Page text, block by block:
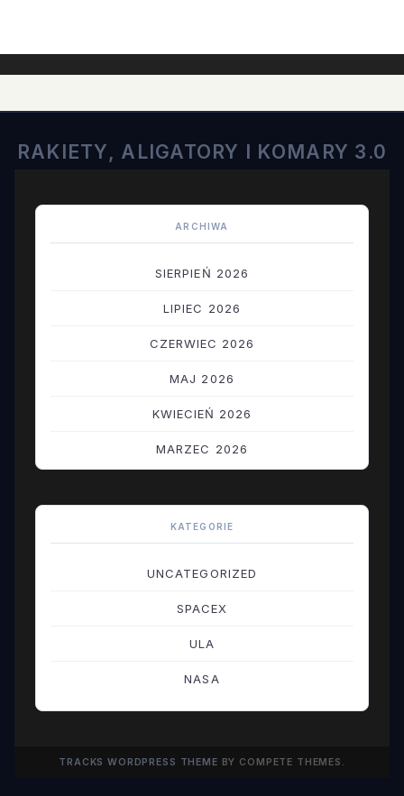
RAKIETY, ALIGATORY I KOMARY 3.0
ARCHIWA
SIERPIEŃ 2026
LIPIEC 2026
CZERWIEC 2026
MAJ 2026
KWIECIEŃ 2026
MARZEC 2026
CZERWIEC 2025
KATEGORIE
UNCATEGORIZED
SPACEX
ULA
NASA
TRACKS WORDPRESS THEME BY COMPETE THEMES.